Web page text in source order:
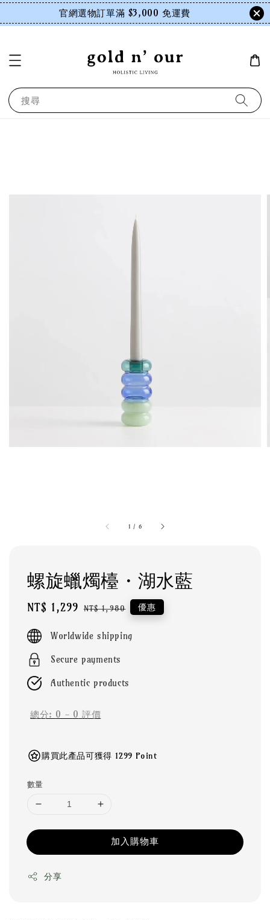
官網選物訂單滿 $3,000 免運費
搜尋
1 / 6
螺旋蠟燭檯・湖水藍
Sale
NT$ 1,299 Regular
NT$ 1,980 優惠
Worldwide shipping
Secure payments
Authentic products
總分: 0 - 0 評價
購買此產品可獲得 1299 Point
數量
加入購物車
分享